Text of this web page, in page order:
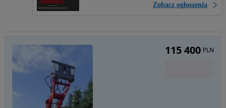
Zobacz ogłoszenia
115 400 PLN